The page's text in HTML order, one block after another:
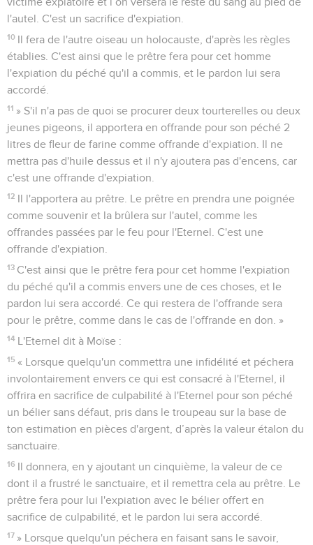
l'autel. C'est un sacrifice d'expiation.
10
Il fera de l'autre oiseau un holocauste, d'après les règles
établies. C'est ainsi que le prêtre fera pour cet homme
l'expiation du péché qu'il a commis, et le pardon lui sera
accordé.
11 » S'il n'a pas de quoi se procurer deux tourterelles ou deux
jeunes pigeons, il apportera en offrande pour son péché 2
litres de fleur de farine comme offrande d'expiation. Il ne
mettra pas d'huile dessus et il n'y ajoutera pas d'encens, car
c'est une offrande d'expiation.
12
Il l'apportera au prêtre. Le prêtre en prendra une poignée
comme souvenir et la brûlera sur l'autel, comme les
offrandes passées par le feu pour l'Eternel. C'est une
offrande d'expiation.
13 C'est ainsi que le prêtre fera pour cet homme l'expiation
du péché qu'il a commis envers une de ces choses, et le
pardon lui sera accordé. Ce qui restera de l'offrande sera
pour le prêtre, comme dans le cas de l'offrande en don. »
14 L'Eternel dit à Moïse :
15 « Lorsque quelqu'un commettra une infidélité et péchera
involontairement envers ce qui est consacré à l'Eternel, il
offrira en sacrifice de culpabilité à l'Eternel pour son péché
un bélier sans défaut, pris dans le troupeau sur la base de
ton estimation en pièces d'argent, d’après la valeur étalon du
sanctuaire.
16
Il donnera, en y ajoutant un cinquième, la valeur de ce
dont il a frustré le sanctuaire, et il remettra cela au prêtre. Le
prêtre fera pour lui l'expiation avec le bélier offert en
sacrifice de culpabilité, et le pardon lui sera accordé.
17 » Lorsque quelqu'un péchera en faisant sans le savoir,